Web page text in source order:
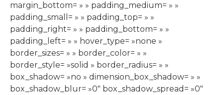
margin_bottom= » » padding_medium= » »
padding_small= » » padding_top= » »
padding_right= » » padding_bottom= » »
padding_left= » » hover_type= »none »
border_sizes= » » border_color= » »
border_style= »solid » border_radius= » »
box_shadow= »no » dimension_box_shadow= » »
box_shadow_blur= »0″ box_shadow_spread= »0″